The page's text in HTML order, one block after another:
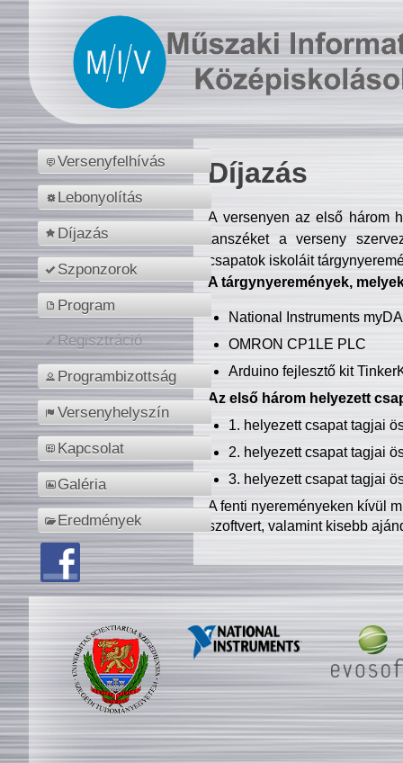
Versenyfelhívás
Lebonyolítás
Díjazás
Szponzorok
Program
Regisztráció
Programbizottság
Versenyhelyszín
Kapcsolat
Galéria
Eredmények
Díjazás
A versenyen az első három
tanszéket a verseny
csapatok iskoláit
A tárgynyeremények,
National Instruments
OMRON CP1LE PLC
Arduino fejlesztő kit
Az első három helyezett
1. helyezett csapat tagjai
2. helyezett csapat tagjai
3. helyezett csapat tagjai
A fenti nyereményeken kívül
szoftvert, valamint kisebb